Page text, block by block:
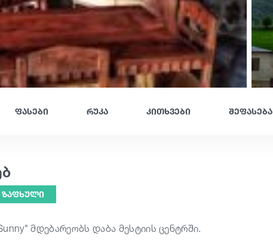
ფასები რუკა კითხვები შეფასება
ᲖᲐᲤᲮᲣᲚᲘ
მდებარეობს დაბა მესტიის ცენტრში.